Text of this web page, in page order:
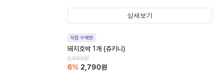
상세보기
직접 구매한
돼지호박 1개 (쥬키니)
2,990원
6% 2,790원